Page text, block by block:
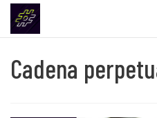
Cadena